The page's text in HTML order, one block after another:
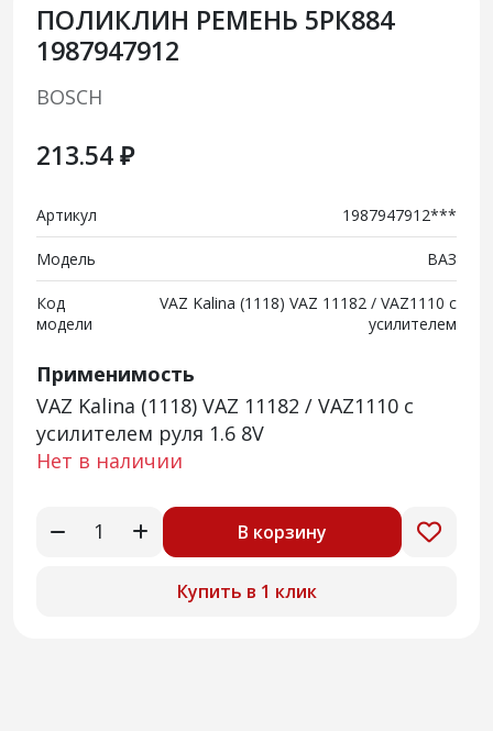
ПОЛИКЛИН РЕМЕНЬ 5РК884
1987947912
BOSCH
213.54 ₽
Артикул 1987947912***
Модель ВАЗ
Код
модели
VAZ Kalina (1118) VAZ 11182 / VAZ1110 c
усилителем
Применимость
VAZ Kalina (1118) VAZ 11182 / VAZ1110 c
усилителем руля 1.6 8V
Нет в наличии
В корзину
Купить в 1 клик